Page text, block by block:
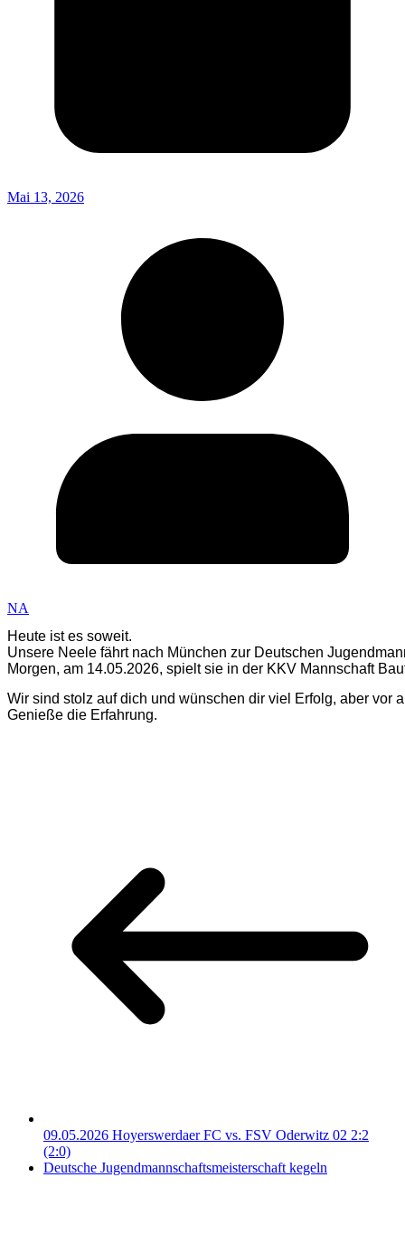
Mai 13, 2026
NA
Heute ist es soweit.
Unsere Neele fährt nach München zur Deutschen
Wir sind stolz auf dich und wünschen dir viel Erfolg, aber vor
Genieße die Erfahrung.
09.05.2026 Hoyerswerdaer FC vs. FSV Oderwitz 02 2:2
(2:0)
Deutsche Jugendmannschaftsmeisterschaft kegeln